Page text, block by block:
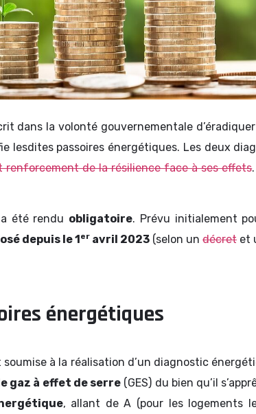
dans la volonté gouvernementale
lesdites passoires énergétiques. Les deux
de la résilience face à ses effets
été rendu obligatoire. Prévu initialement
depuis le 1 er avril 2023 (selon un décret et
énergétiques
à la réalisation d’un diagnostic
gaz à effet de serre (GES) du bien qu’il
, allant de A (pour les logements